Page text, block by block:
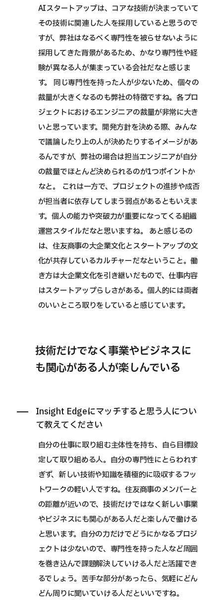
AIスタートアップは、コアな技術が決まっていて
その技術に関連した人を採用していると思うので
すが、弊社はなるべく専門性を被らせないように
採用してきた背景があるため、かなり専門性や経
験が異なる人が集まっている会社だなと感じま
す。 同じ専門性を持った人が少ないため、個々の
裁量が大きくなるのも弊社の特徴ですね。各プロ
ジェクトにおけるエンジニアの裁量が非常に大き
いと思っています。開発方針を決める際、みんな
で議論したり上の人が決めたりするイメージがあ
るんですが、弊社の場合は担当エンジニアが自分
の裁量でほとんど決められるのが1つポイントか
なと。 これは一方で、プロジェクトの進捗や成否
が担当者に依存してしまう弱点があるともいえま
す。個人の能力や突破力が重要になってくる組織
運営スタイルだなと思いますね。 あと感じるの
は、住友商事の大企業文化とスタートアップの文
化が共存しているカルチャーだなということ。働
き方は大企業文化を引き継いだもので、仕事内容
はスタートアップらしさがある。個人的には両者
のいいところ取りをしていると感じています。
技術だけでなく事業やビジネスに
も関心がある人が楽しんでいる
Insight Edgeにマッチすると思う人につい
て教えてください
自分の仕事に取り組む主体性を持ち、自ら目標設
定して取り組める人。自分の専門性にとらわれす
ぎず、新しい技術や知識を積極的に吸収するフッ
トワークの軽い人ですね。住友商事のメンバーと
の距離が近いので、技術だけではなく新しい事業
やビジネスにも関心がある人だと楽しんで働ける
と思います。自分の力だけでどうにかなるプロジ
ェクトは少ないので、専門性を持った人など周囲
を巻き込んで課題解決していける人だと活躍でき
るでしょう。苦手な部分があったら、気軽にどん
どん周りに聞いていける人だといいですね。